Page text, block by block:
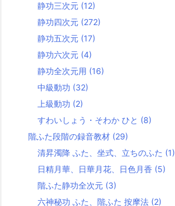
静功三次元 (12)
静功四次元 (272)
静功五次元 (17)
静功六次元 (4)
静功全次元用 (16)
中級動功 (32)
上級動功 (2)
すわいしょう・そわか ひと (8)
階ふた段階の録音教材 (29)
清昇濁降 ふた、坐式、立ちのふた (1)
日精月華、日華月花、日色月香 (5)
階ふた静功全次元 (3)
六神秘功 ふた、階ふた 按摩法 (2)